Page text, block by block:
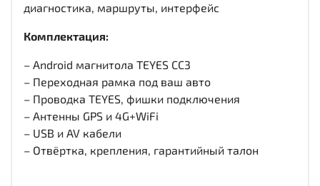
диагностика, маршруты, интерфейс
Комплектация:
– Android магнитола TEYES CC3
– Переходная рамка под ваш авто
– Проводка TEYES, фишки подключения
– Антенны GPS и 4G+WiFi
– USB и AV кабели
– Отвёртка, крепления, гарантийный талон